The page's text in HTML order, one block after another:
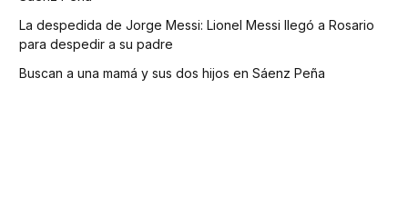
La despedida de Jorge Messi: Lionel Messi llegó a Rosario
para despedir a su padre
Buscan a una mamá y sus dos hijos en Sáenz Peña